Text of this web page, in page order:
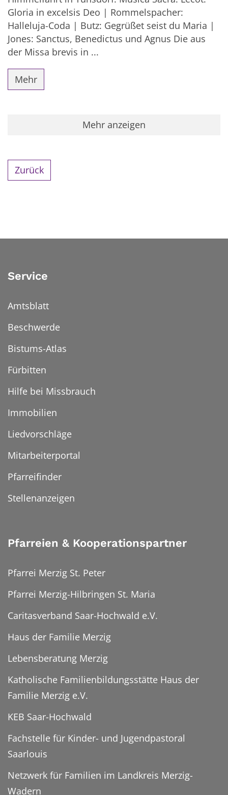
Gloria in excelsis Deo | Rommelspacher:
Halleluja-Coda | Butz: Gegrüßet seist du Maria |
Jones: Sanctus, Benedictus und Agnus Die aus
der Missa brevis in ...
Mehr
Mehr anzeigen
Zurück
Service
Amtsblatt
Beschwerde
Bistums-Atlas
Fürbitten
Hilfe bei Missbrauch
Immobilien
Liedvorschläge
Mitarbeiterportal
Pfarreifinder
Stellenanzeigen
Pfarreien & Kooperationspartner
Pfarrei Merzig St. Peter
Pfarrei Merzig-Hilbringen St. Maria
Caritasverband Saar-Hochwald e.V.
Haus der Familie Merzig
Lebensberatung Merzig
Katholische Familienbildungsstätte Haus der
Familie Merzig e.V.
KEB Saar-Hochwald
Fachstelle für Kinder- und Jugendpastoral
Saarlouis
Netzwerk für Familien im Landkreis Merzig-
Wadern